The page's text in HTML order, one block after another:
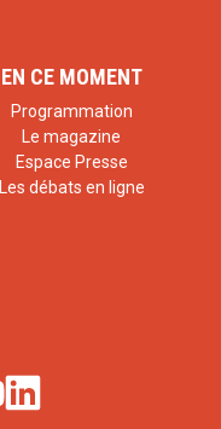
EN CE MOMENT
Programmation
Le magazine
Espace Presse
Les débats en ligne